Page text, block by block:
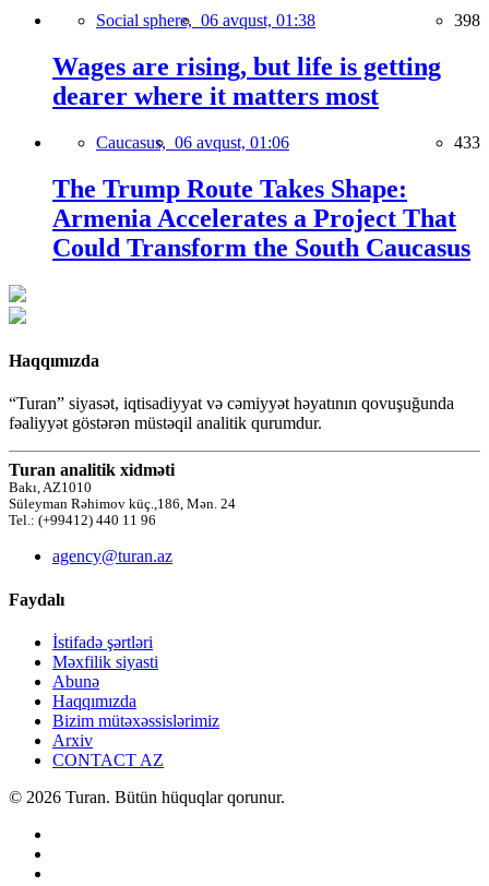
Social sphere, 06 avqust, 01:38 398
Wages are rising, but life is getting
dearer where it matters most
Caucasus, 06 avqust, 01:06 433
The Trump Route Takes Shape:
Armenia Accelerates a Project That
Could Transform the South Caucasus
Haqqımızda
“Turan” siyasət, iqtisadiyyat və cəmiyyət həyatının qovuşuğunda
fəaliyyət göstərən müstəqil analitik qurumdur.
Turan analitik xidməti
Bakı, AZ1010
Süleyman Rəhimov küç.,186, Mən. 24
Tel.: (+99412) 440 11 96
agency@turan.az
Faydalı
İstifadə şərtləri
Məxfilik siyasti
Abunə
Haqqımızda
Bizim mütəxəssislərimiz
Arxiv
CONTACT AZ
© 2026 Turan. Bütün hüquqlar qorunur.